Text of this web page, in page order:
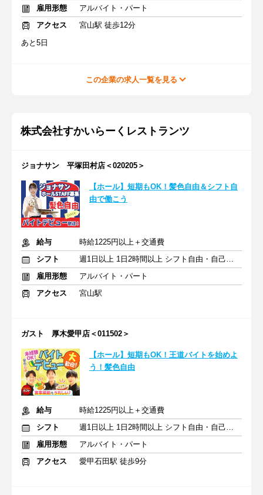
雇用形態
アルバイト・パート
アクセス
宮山駅 徒歩12分
あと5日
この企業の求人一覧を見る
株式会社すかいらーくレストランツ
ジョナサン 平塚田村店＜020205＞
【ホール】短期もOK！髪色自由＆シフト自
由で働こう
給与
時給1225円以上＋交通費
シフト
週1日以上 1日2時間以上 シフト自由・自己申告
雇用形態
アルバイト・パート
アクセス
宮山駅
ガスト 厚木愛甲店＜011502＞
【ホール】短期もOK！王道バイトを始めよ
う！髪色自由
給与
時給1225円以上＋交通費
シフト
週1日以上 1日2時間以上 シフト自由・自己申告
雇用形態
アルバイト・パート
アクセス
愛甲石田駅 徒歩9分